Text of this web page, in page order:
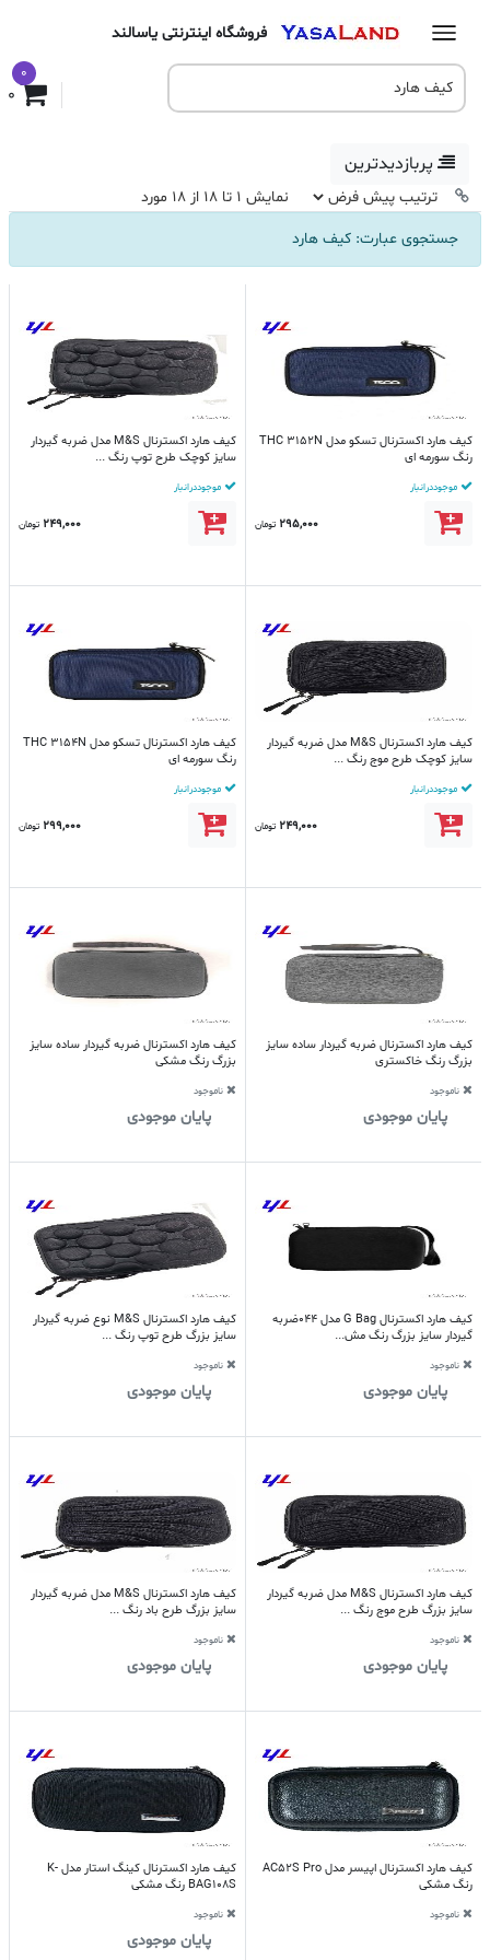
فروشگاه اینترنتی یاسالند
0
پربازدیدترین
نمایش 1 تا 18 از 18 مورد
جستجوی عبارت: کیف هارد
کیف هارد اکسترنال تسکو مدل THC 3152N
رنگ سورمه ای
موجود در انبار
295,000 تومان
کیف هارد اکسترنال M&S مدل ضربه گیردار
سایز کوچک طرح توپ رنگ ...
موجود در انبار
249,000 تومان
کیف هارد اکسترنال M&S مدل ضربه گیردار
سایز کوچک طرح موج رنگ ...
موجود در انبار
249,000 تومان
کیف هارد اکسترنال تسکو مدل THC 3154N
رنگ سورمه ای
موجود در انبار
299,000 تومان
کیف هارد اکسترنال ضربه گیردار ساده سایز
بزرگ رنگ خاکستری
ناموجود
پایان موجودی
کیف هارد اکسترنال ضربه گیردار ساده سایز
بزرگ رنگ مشکی
ناموجود
پایان موجودی
کیف هارد اکسترنال G Bag مدل 044ضربه
گیردار سایز بزرگ رنگ مش...
ناموجود
پایان موجودی
کیف هارد اکسترنال M&S نوع ضربه گیردار
سایز بزرگ طرح توپ رنگ ...
ناموجود
پایان موجودی
کیف هارد اکسترنال M&S مدل ضربه گیردار
سایز بزرگ طرح موج رنگ ...
ناموجود
پایان موجودی
کیف هارد اکسترنال M&S مدل ضربه گیردار
سایز بزرگ طرح باد رنگ ...
ناموجود
پایان موجودی
کیف هارد اکسترنال اپیسر مدل AC52S Pro
رنگ مشکی
ناموجود
کیف هارد اکسترنال کینگ استار مدل K-
BAG108S رنگ مشکی
ناموجود
پایان موجودی